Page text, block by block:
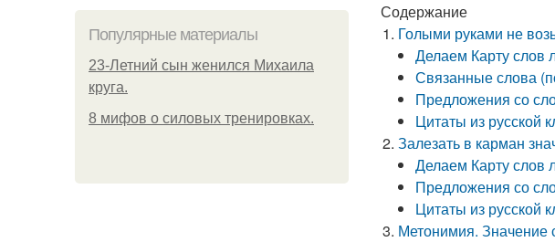
Популярные материалы
23-Летний сын женился Михаила
круга.
8 мифов о силовых тренировках.
Содержание
Голыми руками не
Делаем Карту слов
Связанные слова
Предложения со
Цитаты из русской
Залезать в карман
Делаем Карту слов
Предложения со
Цитаты из русской
Метонимия. Значение